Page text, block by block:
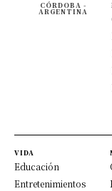
CÓRDOBA -
ARGENTINA
VIDA
Educación
Entretenimientos